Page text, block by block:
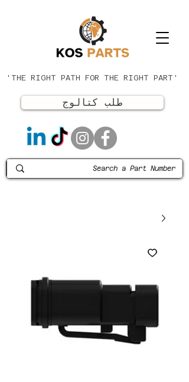
'THE RIGHT PATH FOR THE RIGHT PART'
طلب كتالوج